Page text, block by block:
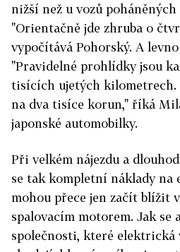
nižší než u vozů
"Orientačně jde zhruba o
vypočítává Pohorský. A
"Pravidelné prohlídky jsou
tisících ujetých kilometrech.
na dva tisíce korun," říká
japonské automobilky.
Při velkém nájezdu a
se tak kompletní náklady na
mohou přece jen začít blížit
spalovacím motorem. Jak se
společnosti, které elektrická